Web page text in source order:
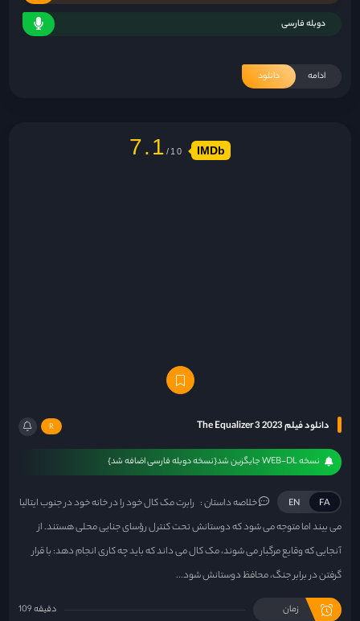
دوبله فارسی
ادامه دانلود
دانلود فیلم The Equalizer 3 2023 R
نسخه WEB-DL جایگزین شد{نسخه دوبله فارسی اضافه شد}
FA
EN خلاصه داستان : رابرت مک کال خود را در خانه خود در جنوب ایتالیا
می بیند اما متوجه می شود که دوستانش تحت کنترل رؤسای جنایی محلی هستند. از
آنجایی که وقایع مرگبار می شوند، مک کال می داند که باید چه کاری انجام دهد: با قرار
گرفتن در برابر جنگ، محافظ دوستانش شود...
زمان 109 دقیقه
7.1 IMDb